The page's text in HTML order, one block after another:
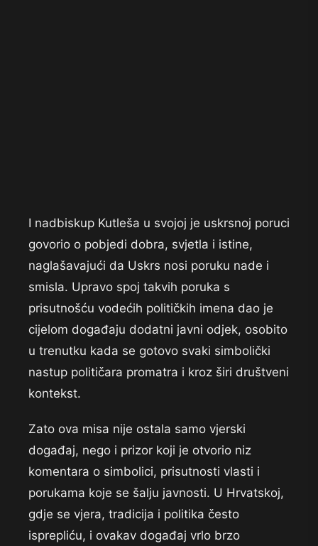
I nadbiskup Kutleša u svojoj je uskrsnoj poruci
govorio o pobjedi dobra, svjetla i istine,
naglašavajući da Uskrs nosi poruku nade i
smisla. Upravo spoj takvih poruka s
prisutnošću vodećih političkih imena dao je
cijelom događaju dodatni javni odjek, osobito
u trenutku kada se gotovo svaki simbolički
nastup političara promatra i kroz širi društveni
kontekst.
Zato ova misa nije ostala samo vjerski
događaj, nego i prizor koji je otvorio niz
komentara o simbolici, prisutnosti vlasti i
porukama koje se šalju javnosti. U Hrvatskoj,
gdje se vjera, tradicija i politika često
isprepliću, i ovakav događaj vrlo brzo